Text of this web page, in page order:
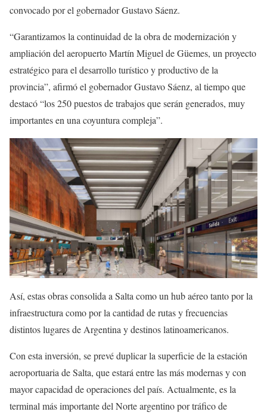
convocado por el gobernador Gustavo Sáenz.
“Garantizamos la continuidad de la obra de modernización y
ampliación del aeropuerto Martín Miguel de Güemes, un proyecto
estratégico para el desarrollo turístico y productivo de la
provincia”, afirmó el gobernador Gustavo Sáenz, al tiempo que
destacó “los 250 puestos de trabajos que serán generados, muy
importantes en una coyuntura compleja”.
Así, estas obras consolida a Salta como un hub aéreo tanto por la
infraestructura como por la cantidad de rutas y frecuencias
distintos lugares de Argentina y destinos latinoamericanos.
Con esta inversión, se prevé duplicar la superficie de la estación
aeroportuaria de Salta, que estará entre las más modernas y con
mayor capacidad de operaciones del país. Actualmente, es la
terminal más importante del Norte argentino por tráfico de